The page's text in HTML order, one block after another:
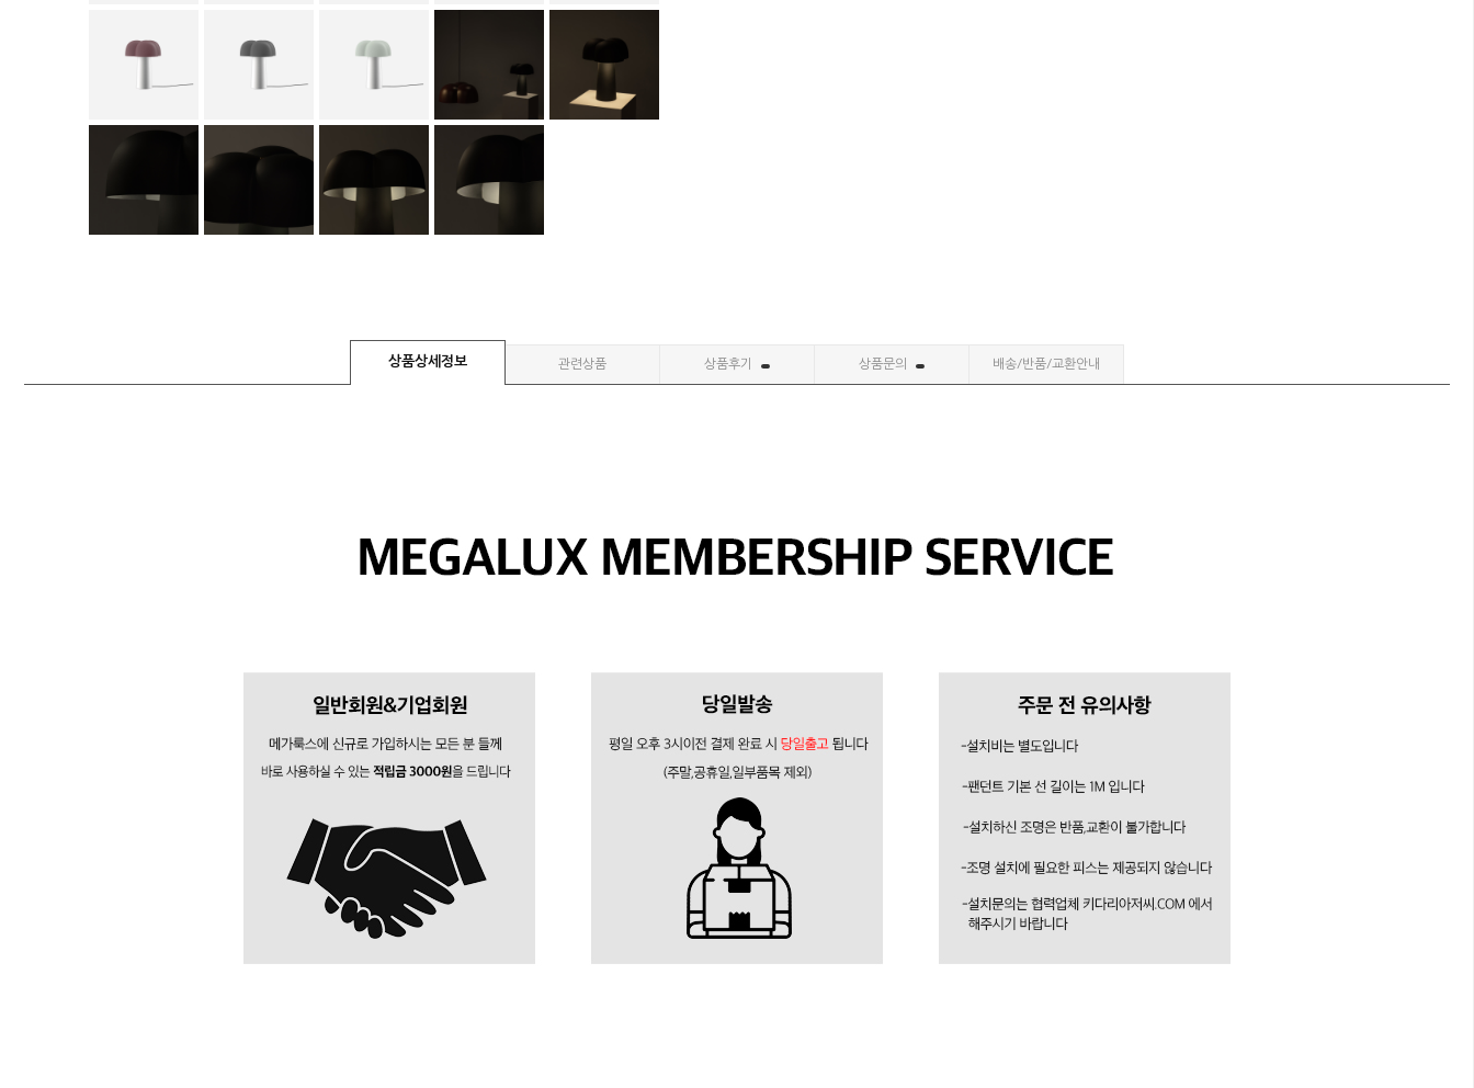
상품상세정보 관련상품 상품후기 상품문의 배송/반품/교환안내